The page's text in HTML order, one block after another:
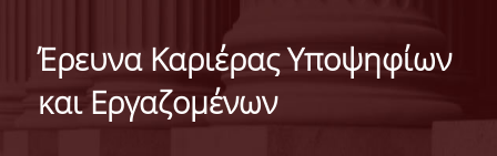
IDENTITY OF THE DEPARTMENT
MISSION OF THE DEPARTMENT
ADMINISTRATION
Έρευνα Καριέρας Υποψηφίων
και Εργαζομένων